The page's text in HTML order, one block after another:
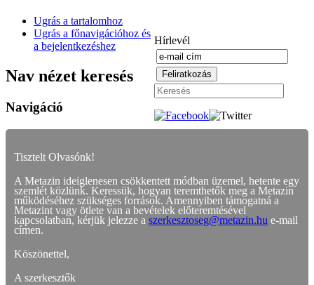
Hírlevél
Ugrás a tartalomhoz
Ugrás a főnavigációhoz és
a bejelentkezéshez
Nav nézet keresés
Navigáció
Tisztelt Olvasónk!
A Metazin ideiglenesen csökkentett módban üzemel, hetente egy
szemlét közlünk. Keressük, hogyan teremthetők meg a Metazin
működéséhez szükséges források. Amennyiben támogatná a
Metazint vagy ötlete van a bevételek előteremtésével
kapcsolatban, kérjük jelezze a szerkesztoseg@metazin.hu e-mail
címen.
Köszönettel,
A szerkesztők